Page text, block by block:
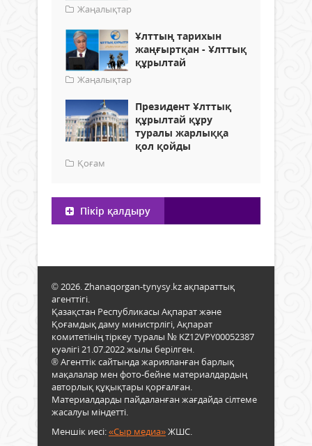
Жаңалықтар
Ұлттың тарихын
жаңғыртқан - Ұлттық
құрылтай
Жаңалықтар
Президент Ұлттық
құрылтай құру
туралы жарлыққа
қол қойды
Қоғам
Пікір қалдыру
© 2026. Zhanaqorgan-tynysy.kz ақпараттық
агенттігі.
Қазақстан Республикасы Ақпарат және
Қоғамдық даму министрлігі, Ақпарат
комитетінің тіркеу туралы № KZ12VPY00052387
куәлігі 21.07.2022 жылы берілген.
® Агенттік сайтында жарияланған барлық
мақалалар мен фото-бейне материалдардың
авторлық құқықтары қорғалған.
Материалдарды пайдаланған жағдайда сілтеме
жасалуы міндетті.
Меншік иесі:«Сыр медиа»ЖШС.